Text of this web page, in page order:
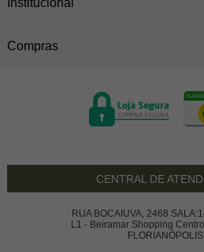
Institucional
Compras
CENTRAL DE
RUA BOCAIUVA, 2468
L1 - Beiramar Shopping